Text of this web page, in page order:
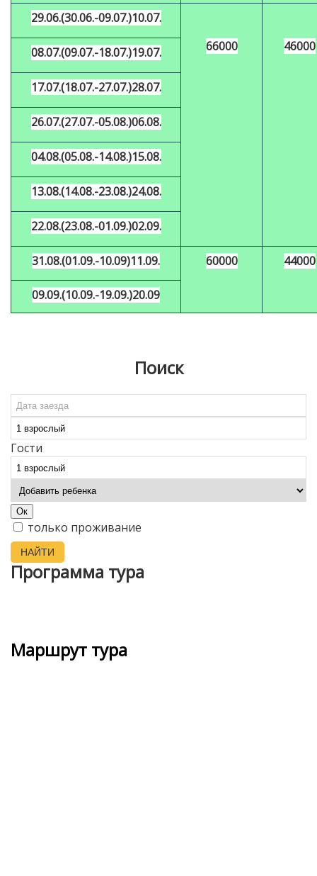
29.06.(30.06.-09.07.)10.07.
66000
46000
08.07.(09.07.-18.07.)19.07.
17.07.(18.07.-27.07.)28.07.
26.07.(27.07.-05.08.)06.08.
04.08.(05.08.-14.08.)15.08.
13.08.(14.08.-23.08.)24.08.
22.08.(23.08.-01.09.)02.09.
31.08.(01.09.-10.09)11.09. 60000 44000
09.09.(10.09.-19.09.)20.09
Поиск
Гости
Ок
только проживание
НАЙТИ
Программа тура
Маршрут тура